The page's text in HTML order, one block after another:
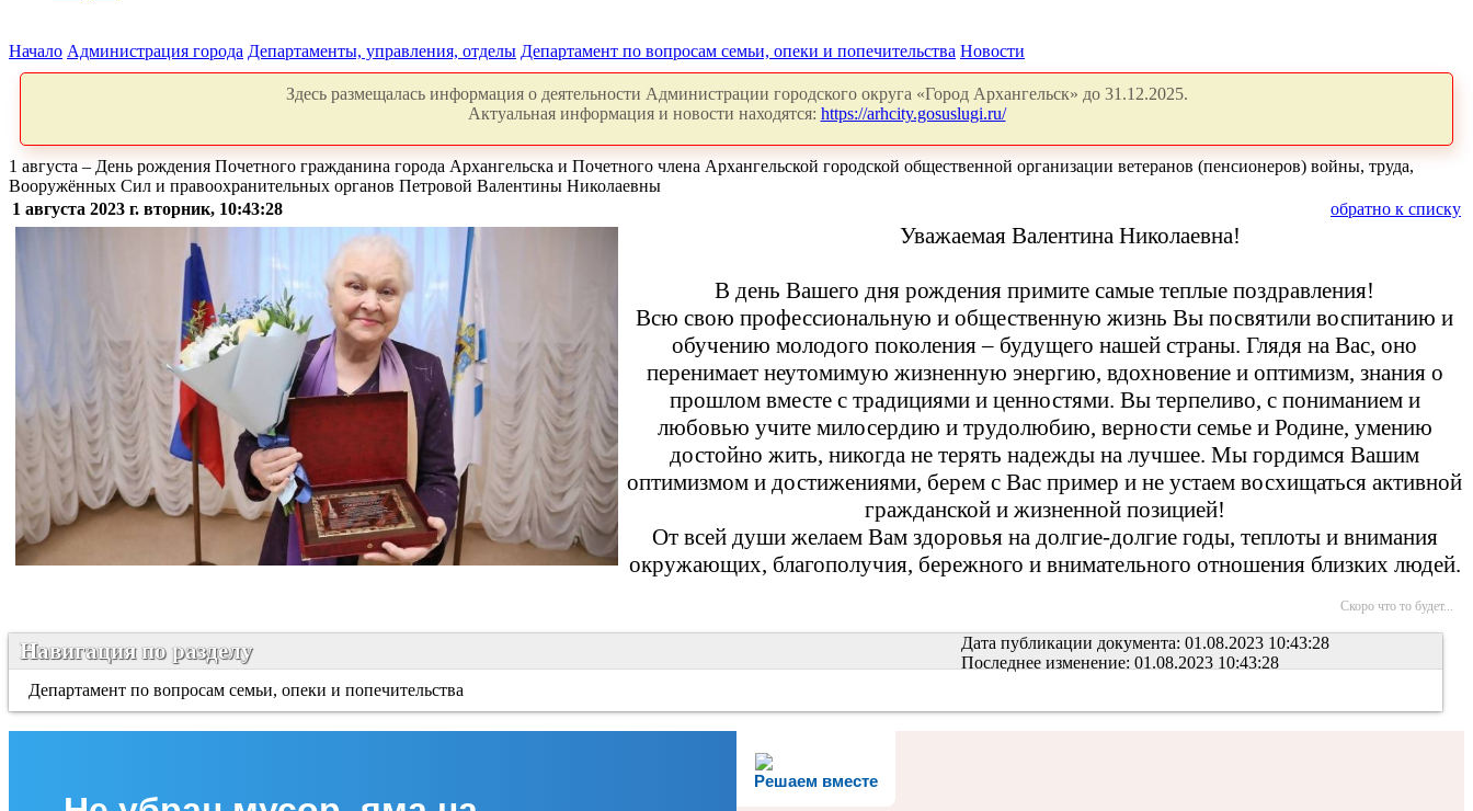
Начало Администрация города Департаменты, управления, отделы Департамент по вопросам семьи, опеки и попечительства Новости
Здесь размещалась информация о деятельности Администрации городского округа «Город Архангельск» до 31.12.2025.
Актуальная информация и новости находятся: https://arhcity.gosuslugi.ru/
1 августа ‒ День рождения Почетного гражданина города Архангельска и Почетного члена Архангельской городской общественной организации ветеранов (пенсионеров) войны, труда,
Вооружённых Сил и правоохранительных органов Петровой Валентины Николаевны
1 августа 2023 г. вторник, 10:43:28
обратно к списку
Уважаемая Валентина Николаевна!
В день Вашего дня рождения примите самые теплые поздравления!
Всю свою профессиональную и общественную жизнь Вы посвятили воспитанию и
обучению молодого поколения ‒ будущего нашей страны. Глядя на Вас, оно
перенимает неутомимую жизненную энергию, вдохновение и оптимизм, знания о
прошлом вместе с традициями и ценностями. Вы терпеливо, с пониманием и
любовью учите милосердию и трудолюбию, верности семье и Родине, умению
достойно жить, никогда не терять надежды на лучшее. Мы гордимся Вашим
оптимизмом и достижениями, берем с Вас пример и не устаем восхищаться активной
гражданской и жизненной позицией!
От всей души желаем Вам здоровья на долгие-долгие годы, теплоты и внимания
окружающих, благополучия, бережного и внимательного отношения близких людей.
Скоро что то будет...
Дата публикации документа: 01.08.2023 10:43:28
Последнее изменение: 01.08.2023 10:43:28
Навигация по разделу
Департамент по вопросам семьи, опеки и попечительства
Решаем вместе